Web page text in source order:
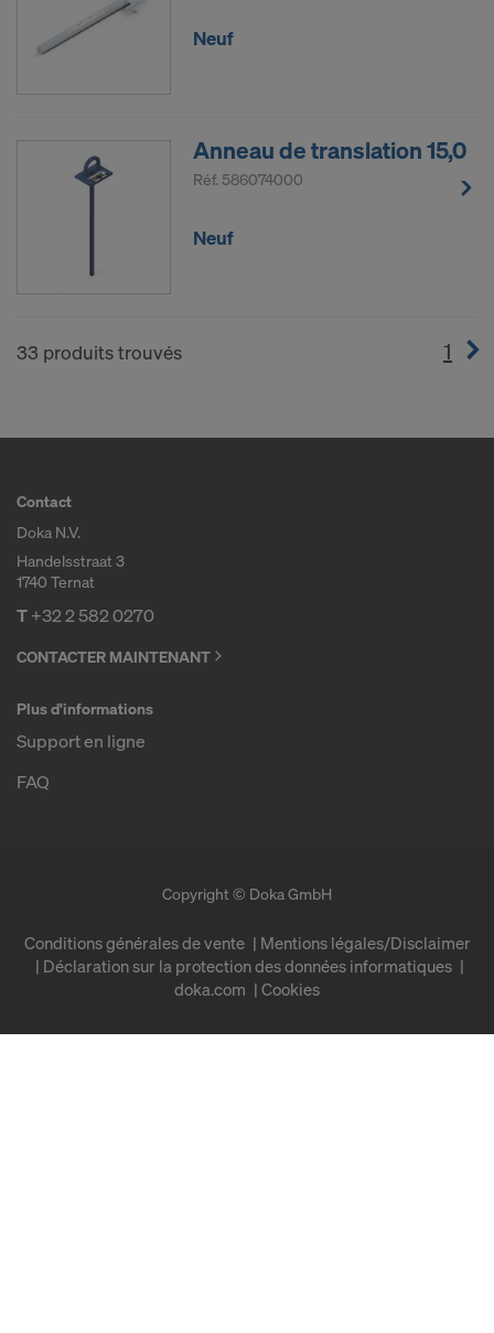
Neuf
Anneau de translation 15,0
Réf. 586074000
Neuf
33 produits trouvés 1
Contact
Doka N.V.
Handelsstraat 3
1740 Ternat
T+32 2 582 0270
CONTACTER MAINTENANT
Plus d'informations
Support en ligne
FAQ
Copyright © Doka GmbH
Conditions générales de vente
Mentions légales/Disclaimer
Déclaration sur la protection des données informatiques
doka.com
Cookies